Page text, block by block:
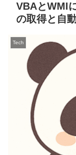
VBAとWMI
の取得と自
Tech